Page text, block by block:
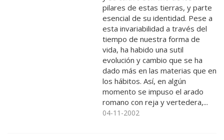
pilares de estas tierras, y parte
esencial de su identidad. Pese a
esta invariabilidad a través del
tiempo de nuestra forma de
vida, ha habido una sutil
evolución y cambio que se ha
dado más en las materias que en
los hábitos. Así, en algún
momento se impuso el arado
romano con reja y vertedera,...
04-11-2002